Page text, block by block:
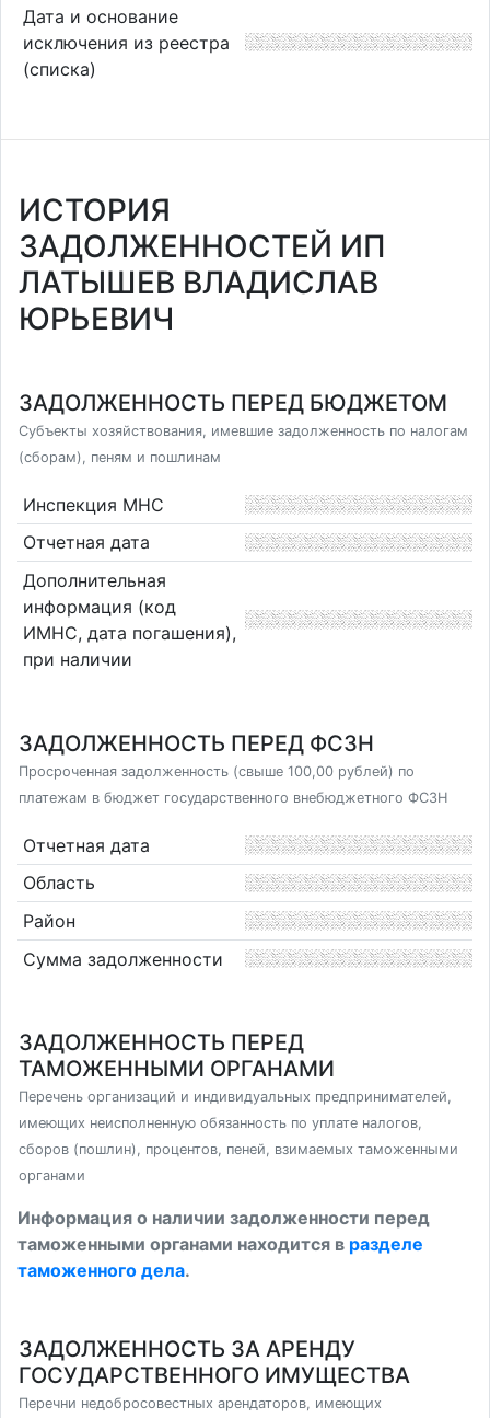
Дата и основание
исключения из реестра
(списка)
ИСТОРИЯ
ЗАДОЛЖЕННОСТЕЙ ИП
ЛАТЫШЕВ ВЛАДИСЛАВ
ЮРЬЕВИЧ
ЗАДОЛЖЕННОСТЬ ПЕРЕД БЮДЖЕТОМ
Субъекты хозяйствования, имевшие задолженность по налогам
(сборам), пеням и пошлинам
Инспекция МНС
Отчетная дата
Дополнительная
информация (код
ИМНС, дата погашения),
при наличии
ЗАДОЛЖЕННОСТЬ ПЕРЕД ФСЗН
Просроченная задолженность (свыше 100,00 рублей) по
платежам в бюджет государственного внебюджетного ФСЗН
Отчетная дата
Область
Район
Сумма задолженности
ЗАДОЛЖЕННОСТЬ ПЕРЕД
ТАМОЖЕННЫМИ ОРГАНАМИ
Перечень организаций и индивидуальных предпринимателей,
имеющих неисполненную обязанность по уплате налогов,
сборов (пошлин), процентов, пеней, взимаемых таможенными
органами
Информация о наличии задолженности перед
таможенными органами находится в разделе
таможенного дела.
ЗАДОЛЖЕННОСТЬ ЗА АРЕНДУ
ГОСУДАРСТВЕННОГО ИМУЩЕСТВА
Перечни недобросовестных арендаторов, имеющих